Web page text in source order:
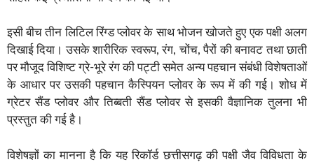
इसी बीच तीन लिटिल रिंग्ड प्लोवर के साथ भोजन खोजते हुए एक पक्षी अलग
दिखाई दिया। उसके शारीरिक स्वरूप, रंग, चोंच, पैरों की बनावट तथा छाती
पर मौजूद विशिष्ट ग्रे-भूरे रंग की पट्टी समेत अन्य पहचान संबंधी विशेषताओं
के आधार पर उसकी पहचान कैस्पियन प्लोवर के रूप में की गई। शोध में
ग्रेटर सैंड प्लोवर और तिब्बती सैंड प्लोवर से इसकी वैज्ञानिक तुलना भी
प्रस्तुत की गई है।
विशेषज्ञों का मानना है कि यह रिकॉर्ड छत्तीसगढ़ की पक्षी जैव विविधता के